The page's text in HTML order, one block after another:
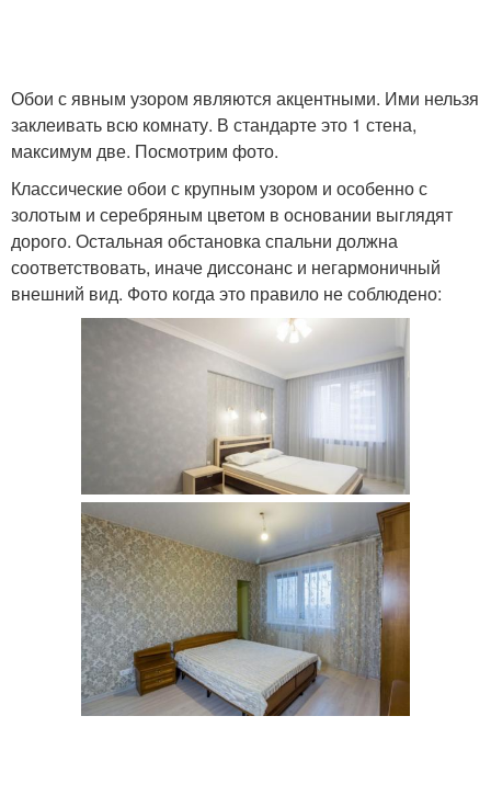
Обои с явным узором являются акцентными. Ими нельзя
заклеивать всю комнату. В стандарте это 1 стена,
максимум две. Посмотрим фото.
Классические обои с крупным узором и особенно с
золотым и серебряным цветом в основании выглядят
дорого. Остальная обстановка спальни должна
соответствовать, иначе диссонанс и негармоничный
внешний вид. Фото когда это правило не соблюдено: